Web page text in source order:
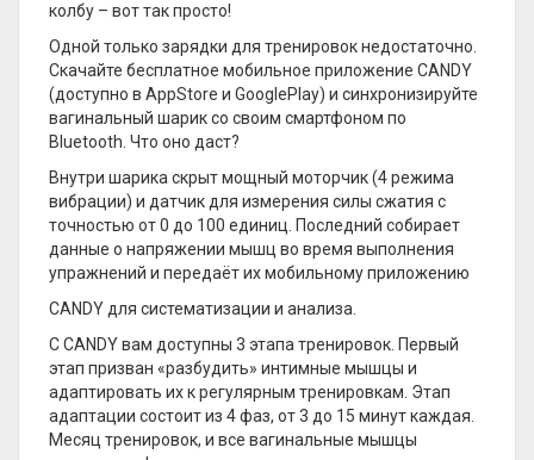
колбу – вот так просто!
Одной только зарядки для тренировок недостаточно.
Скачайте бесплатное мобильное приложение CANDY
(доступно в AppStore и GooglePlay) и синхронизируйте
вагинальный шарик со своим смартфоном по
Bluetooth. Что оно даст?
Внутри шарика скрыт мощный моторчик (4 режима
вибрации) и датчик для измерения силы сжатия с
точностью от 0 до 100 единиц. Последний собирает
данные о напряжении мышц во время выполнения
упражнений и передаёт их мобильному приложению
CANDY для систематизации и анализа.
С CANDY вам доступны 3 этапа тренировок. Первый
этап призван «разбудить» интимные мышцы и
адаптировать их к регулярным тренировкам. Этап
адаптации состоит из 4 фаз, от 3 до 15 минут каждая.
Месяц тренировок, и все вагинальные мышцы